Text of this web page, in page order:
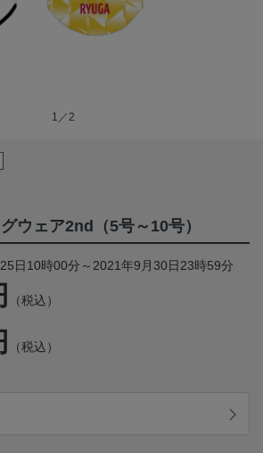
1／2
ウェア2nd（5号～10号）
日10時00分～2021年9月30日23時59分
（税込）
（税込）